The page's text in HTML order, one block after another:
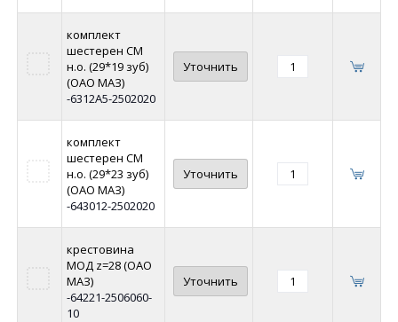
комплект
шестерен СМ
н.о. (29*19 зуб)
(ОАО МАЗ)
-6312А5-2502020
Уточнить
комплект
шестерен СМ
н.о. (29*23 зуб)
(ОАО МАЗ)
-643012-2502020
Уточнить
крестовина
МОД z=28 (ОАО
МАЗ)
-64221-2506060-
10
Уточнить